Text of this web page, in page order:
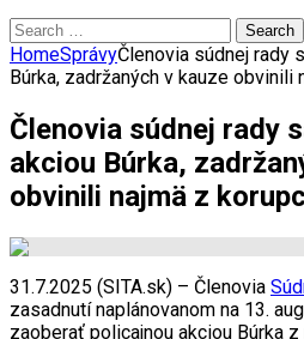
Search
for:
HomeSprávyČlenovia súdnej rady
Búrka, zadržaných v kauze obvinili
Členovia súdnej rady
akciou Búrka,
obvinili najmä z
31.7.2025 (SITA.sk) – Členovia
zasadnutí naplánovanom na 13.
zaoberať policajnou akciou Búrka